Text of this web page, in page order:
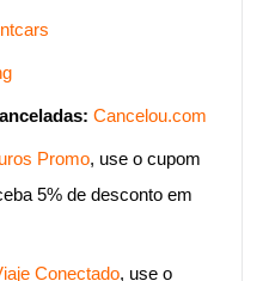
Cancelou.com
Promo, use o cupom
5% de desconto em
Conectado, use o